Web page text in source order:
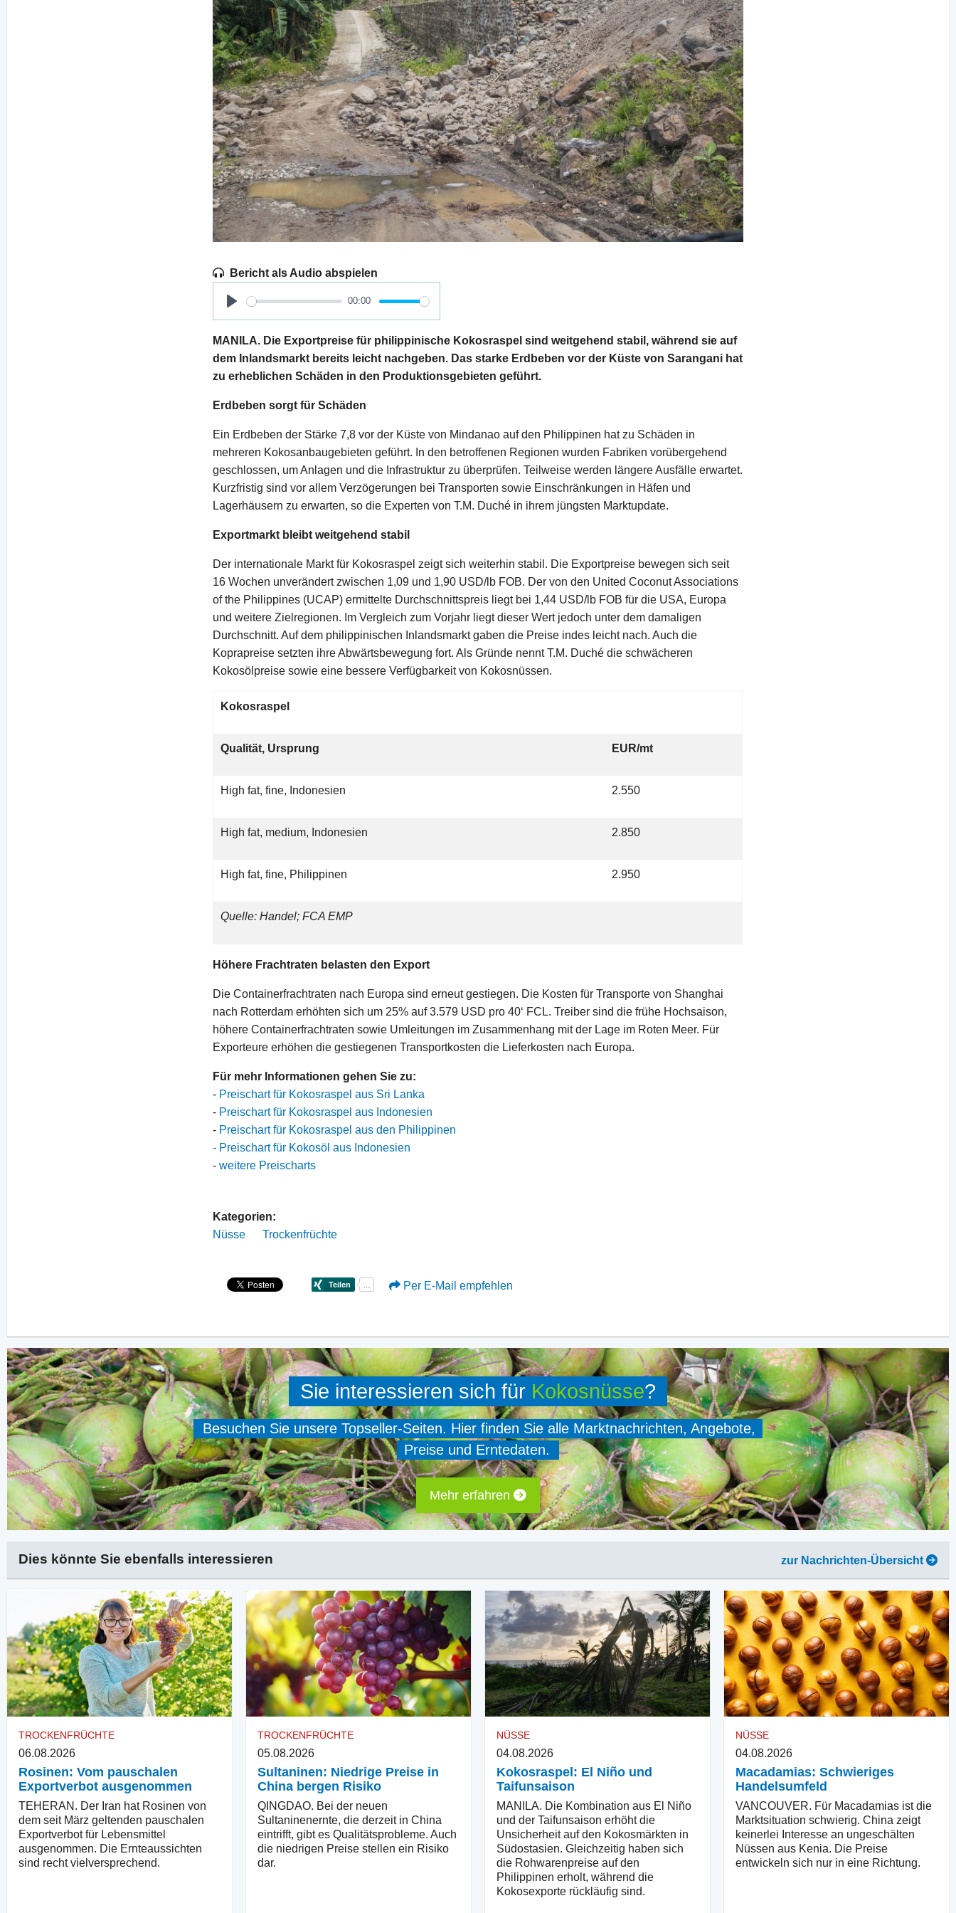
Bericht als Audio abspielen
Play
00:00
MANILA. Die Exportpreise für philippinische Kokosraspel sind weitgehend stabil, während sie auf
dem Inlandsmarkt bereits leicht nachgeben. Das starke Erdbeben vor der Küste von Sarangani hat
zu erheblichen Schäden in den Produktionsgebieten geführt.
Erdbeben sorgt für Schäden
Ein Erdbeben der Stärke 7,8 vor der Küste von Mindanao auf den Philippinen hat zu Schäden in
mehreren Kokosanbaugebieten geführt. In den betroffenen Regionen wurden Fabriken vorübergehend
geschlossen, um Anlagen und die Infrastruktur zu überprüfen. Teilweise werden längere Ausfälle erwartet.
Kurzfristig sind vor allem Verzögerungen bei Transporten sowie Einschränkungen in Häfen und
Lagerhäusern zu erwarten, so die Experten von T.M. Duché in ihrem jüngsten Marktupdate.
Exportmarkt bleibt weitgehend stabil
Der internationale Markt für Kokosraspel zeigt sich weiterhin stabil. Die Exportpreise bewegen sich seit
16 Wochen unverändert zwischen 1,09 und 1,90 USD/lb FOB. Der von den United Coconut Associations
of the Philippines (UCAP) ermittelte Durchschnittspreis liegt bei 1,44 USD/lb FOB für die USA, Europa
und weitere Zielregionen. Im Vergleich zum Vorjahr liegt dieser Wert jedoch unter dem damaligen
Durchschnitt. Auf dem philippinischen Inlandsmarkt gaben die Preise indes leicht nach. Auch die
Koprapreise setzten ihre Abwärtsbewegung fort. Als Gründe nennt T.M. Duché die schwächeren
Kokosölpreise sowie eine bessere Verfügbarkeit von Kokosnüssen.
Kokosraspel
Qualität, Ursprung EUR/mt
High fat, fine, Indonesien 2.550
High fat, medium, Indonesien 2.850
High fat, fine, Philippinen 2.950
Quelle: Handel; FCA EMP
Höhere Frachtraten belasten den Export
Die Containerfrachtraten nach Europa sind erneut gestiegen. Die Kosten für Transporte von Shanghai
nach Rotterdam erhöhten sich um 25% auf 3.579 USD pro 40‘ FCL. Treiber sind die frühe Hochsaison,
höhere Containerfrachtraten sowie Umleitungen im Zusammenhang mit der Lage im Roten Meer. Für
Exporteure erhöhen die gestiegenen Transportkosten die Lieferkosten nach Europa.
Für mehr Informationen gehen Sie zu:
- Preischart für Kokosraspel aus Sri Lanka
- Preischart für Kokosraspel aus Indonesien
- Preischart für Kokosraspel aus den Philippinen
- Preischart für Kokosöl aus Indonesien
-weitere Preischarts
Kategorien:
Nüsse
Trockenfrüchte
Per E-Mail empfehlen
Sie interessieren sich für Kokosnüsse?
Besuchen Sie unsere Topseller-Seiten. Hier finden Sie alle Marktnachrichten, Angebote,
Preise und Erntedaten.
Mehr erfahren
Dies könnte Sie ebenfalls interessieren zur Nachrichten-Übersicht
TROCKENFRÜCHTE
06.08.2026
Rosinen: Vom pauschalen
Exportverbot ausgenommen
TEHERAN. Der Iran hat Rosinen von
dem seit März geltenden pauschalen
Exportverbot für Lebensmittel
ausgenommen. Die Ernteaussichten
sind recht vielversprechend.
TROCKENFRÜCHTE
05.08.2026
Sultaninen: Niedrige Preise in
China bergen Risiko
QINGDAO. Bei der neuen
Sultaninenernte, die derzeit in China
eintrifft, gibt es Qualitätsprobleme. Auch
die niedrigen Preise stellen ein Risiko
dar.
NÜSSE
04.08.2026
Kokosraspel: El Niño und
Taifunsaison
MANILA. Die Kombination aus El Niño
und der Taifunsaison erhöht die
Unsicherheit auf den Kokosmärkten in
Südostasien. Gleichzeitig haben sich
die Rohwarenpreise auf den
Philippinen erholt, während die
Kokosexporte rückläufig sind.
NÜSSE
04.08.2026
Macadamias: Schwieriges
Handelsumfeld
VANCOUVER. Für Macadamias ist die
Marktsituation schwierig. China zeigt
keinerlei Interesse an ungeschälten
Nüssen aus Kenia. Die Preise
entwickeln sich nur in eine Richtung.